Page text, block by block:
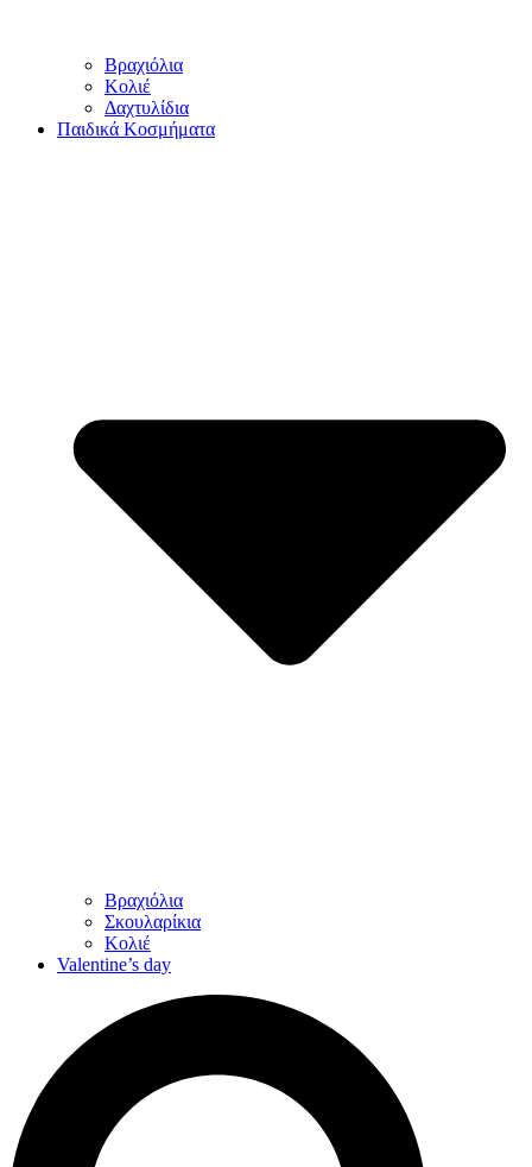
Βραχιόλια
Κολιέ
Δαχτυλίδια
Παιδικά Κοσμήματα
Βραχιόλια
Σκουλαρίκια
Κολιέ
Valentine’s day